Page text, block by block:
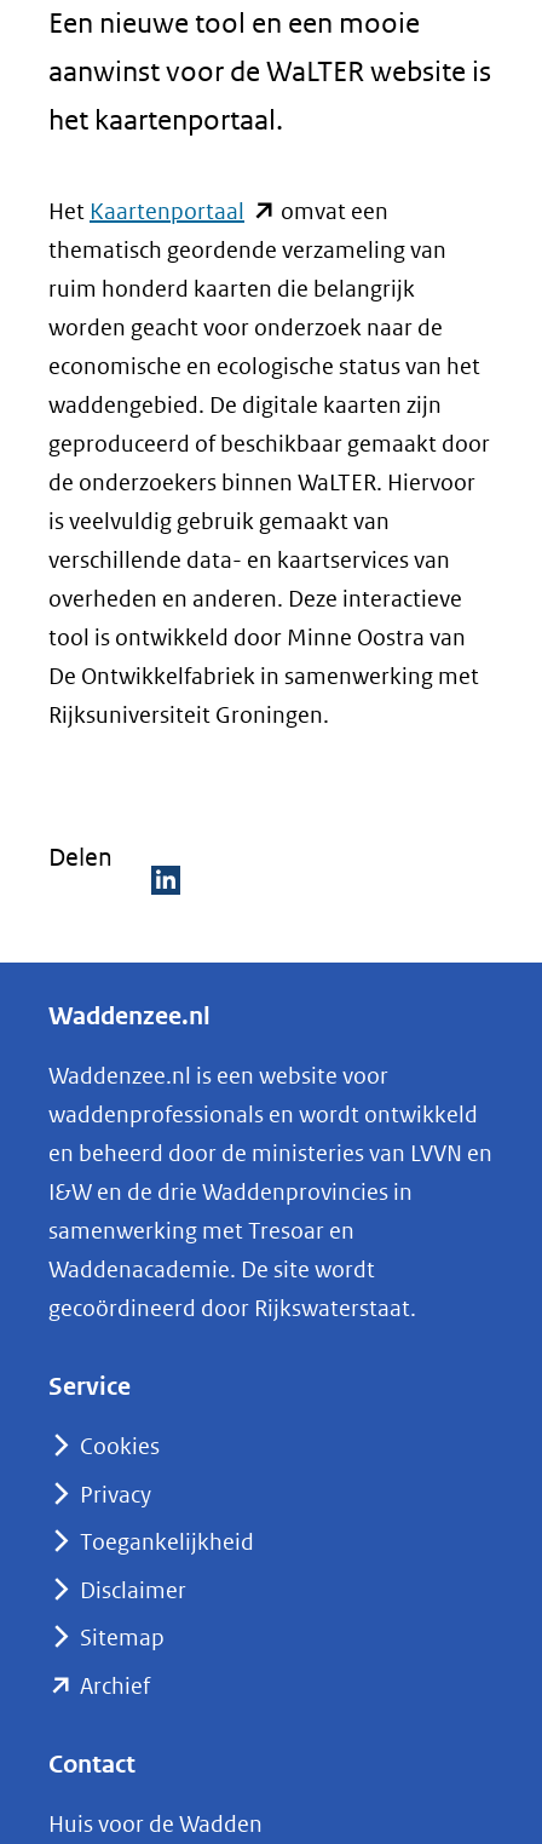
Een nieuwe tool en een mooie
aanwinst voor de WaLTER website is
het kaartenportaal.
Het Kaartenportaal (opent
in
nieuw
venster)
(verwijst
naar
een
andere
website)
omvat een
thematisch geordende verzameling van
ruim honderd kaarten die belangrijk
worden geacht voor onderzoek naar de
economische en ecologische status van het
waddengebied. De digitale kaarten zijn
geproduceerd of beschikbaar gemaakt door
de onderzoekers binnen WaLTER. Hiervoor
is veelvuldig gebruik gemaakt van
verschillende data- en kaartservices van
overheden en anderen. Deze interactieve
tool is ontwikkeld door Minne Oostra van
De Ontwikkelfabriek in samenwerking met
Rijksuniversiteit Groningen.
Delen
e
e
n
o
p
k
e
nieuw
naar
Waddenzee.nl
Waddenzee.nl is een website voor
waddenprofessionals en wordt ontwikkeld
en beheerd door de ministeries van LVVN en
I&W en de drie Waddenprovincies in
samenwerking met Tresoar en
Waddenacademie. De site wordt
gecoördineerd door Rijkswaterstaat.
Service
Cookies
Privacy
Toegankelijkheid
Disclaimer
Sitemap
Archief(opent
Contact
Huis voor de Wadden